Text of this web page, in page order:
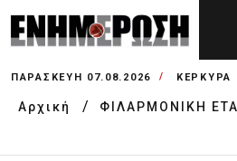
ΠΑΡΑΣΚΕΥΉ 07.08.2026 ΚΕΡΚΥΡΑ
Αρχική ΦΙΛΑΡΜΟΝΙΚΗ